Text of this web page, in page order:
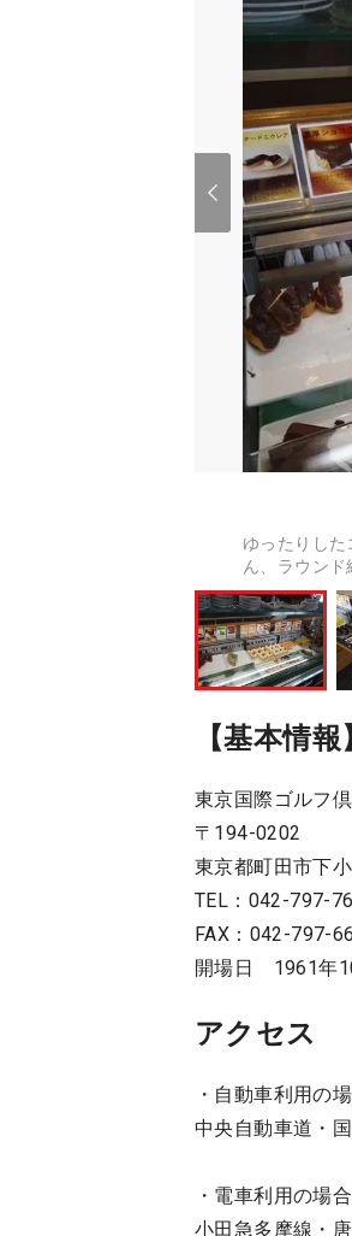
ゆったりし
ん、ラウン
【基本情報
東京国際ゴルフ
〒194-0202
東京都町田市下
TEL：042-797-
FAX：042-797-
開場日 1961年
アクセス
・自動車利用の
中央自動車道・
・電車利用の場合
小田急多摩線・